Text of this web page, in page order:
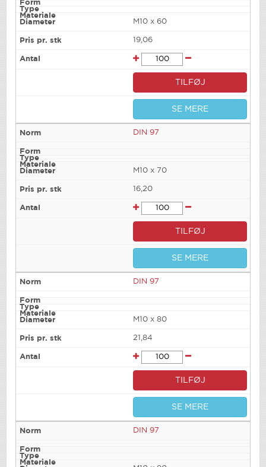
M10 x 60
19,06
TILFØJ
SE MERE
DIN 97
M10 x 70
16,20
TILFØJ
SE MERE
DIN 97
M10 x 80
21,84
TILFØJ
SE MERE
DIN 97